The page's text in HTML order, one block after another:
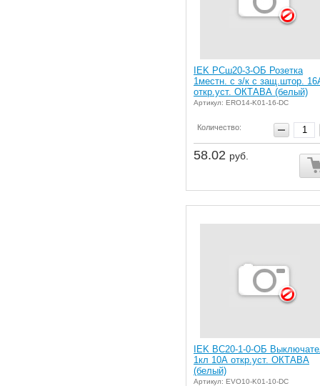
IEK РСш20-3-ОБ Розетка
1местн. c з/к с защ.штор.
откр.уст. ОКТАВА (белый)
Артикул: ERO14-K01-16-DC
Количество:
58.02 руб.
IEK ВС20-1-0-ОБ
1кл 10А откр.уст. ОКТАВА
(белый)
Артикул: EVO10-K01-10-DC